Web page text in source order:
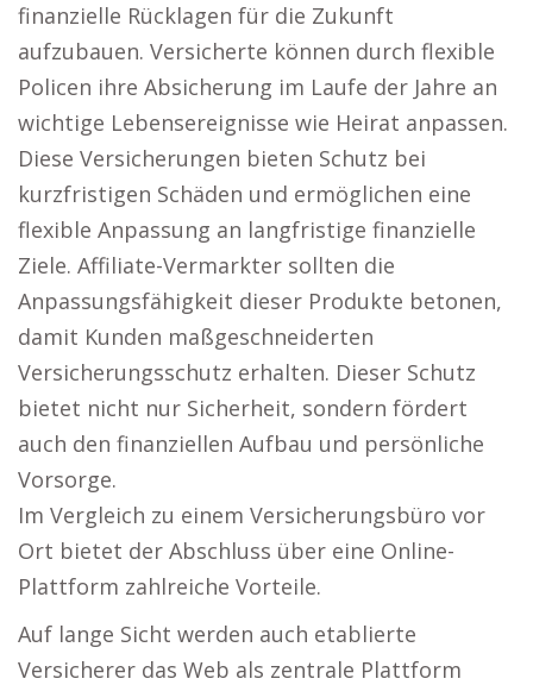
finanzielle Rücklagen für die Zukunft
aufzubauen. Versicherte können durch flexible
Policen ihre Absicherung im Laufe der Jahre an
wichtige Lebensereignisse wie Heirat anpassen.
Diese Versicherungen bieten Schutz bei
kurzfristigen Schäden und ermöglichen eine
flexible Anpassung an langfristige finanzielle
Ziele. Affiliate-Vermarkter sollten die
Anpassungsfähigkeit dieser Produkte betonen,
damit Kunden maßgeschneiderten
Versicherungsschutz erhalten. Dieser Schutz
bietet nicht nur Sicherheit, sondern fördert
auch den finanziellen Aufbau und persönliche
Vorsorge.
Im Vergleich zu einem Versicherungsbüro vor
Ort bietet der Abschluss über eine Online-
Plattform zahlreiche Vorteile.
Auf lange Sicht werden auch etablierte
Versicherer das Web als zentrale Plattform